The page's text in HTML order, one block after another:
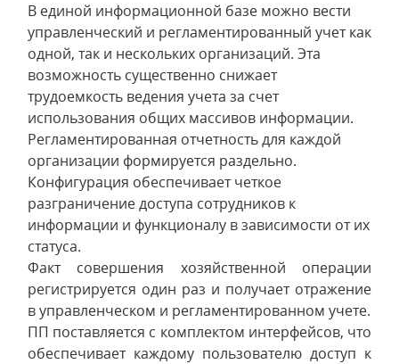
В единой информационной базе можно вести
управленческий и регламентированный учет как
одной, так и нескольких организаций. Эта
возможность существенно снижает
трудоемкость ведения учета за счет
использования общих массивов информации.
Регламентированная отчетность для каждой
организации формируется раздельно.
Конфигурация обеспечивает четкое
разграничение доступа сотрудников к
информации и функционалу в зависимости от их
статуса.
Факт совершения хозяйственной операции
регистрируется один раз и получает отражение
в управленческом и регламентированном учете.
ПП поставляется с комплектом интерфейсов, что
обеспечивает каждому пользователю доступ к